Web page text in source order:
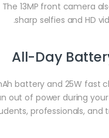
13MP front camera
sharp selfies and HD
All-Day
battery and 25W fast
out of power during your
professionals, and